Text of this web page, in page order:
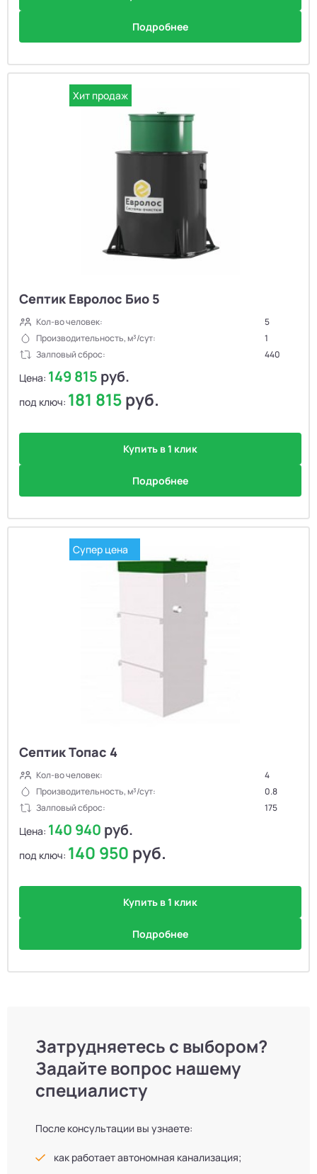
Подробнее
Хит продаж
Септик Евролос Био 5
Кол-во человек:
5
Производительность, м³/сут:
1
Залповый сброс:
440
Цена: 149 815 руб.
под ключ: 181 815руб.
Купить в 1 клик
Подробнее
Супер цена
Септик Топас 4
Кол-во человек:
4
Производительность, м³/сут:
0.8
Залповый сброс:
175
Цена: 140 940 руб.
под ключ: 140 950 руб.
Купить в 1 клик
Подробнее
Затрудняетесь с выбором?
Задайте вопрос нашему
специалисту
После консультации вы узнаете:
как работает автономная канализация;